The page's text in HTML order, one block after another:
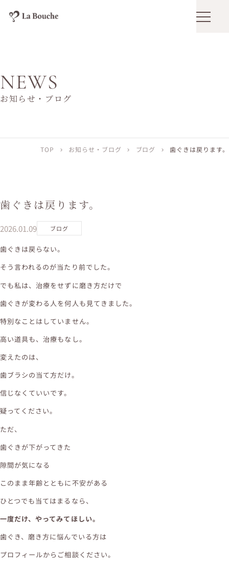
メニュ
NEWS
お知らせ・ブログ
TOP chevron_right お知らせ・ブログ chevron_right ブログ chevron_right 歯ぐきは戻ります。
歯ぐきは戻ります。
2026.01.09 ブログ
歯ぐきは戻らない。
そう言われるのが当たり前でした。
でも私は、治療をせずに磨き方だけで
歯ぐきが変わる人を何人も見てきました。
特別なことはしていません。
高い道具も、治療もなし。
変えたのは、
歯ブラシの当て方だけ。
信じなくていいです。
疑ってください。
ただ、
歯ぐきが下がってきた
隙間が気になる
このまま年齢とともに不安がある
ひとつでも当てはまるなら、
一度だけ、やってみてほしい。
歯ぐき、磨き方に悩んでいる方は
プロフィールからご相談ください。